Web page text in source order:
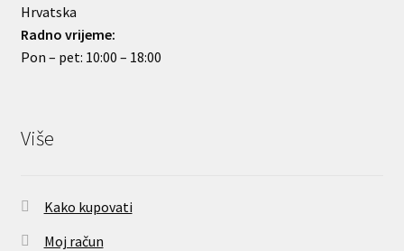
Hrvatska
Radno vrijeme:
Pon – pet: 10:00 – 18:00
Više
Kako kupovati
Moj račun